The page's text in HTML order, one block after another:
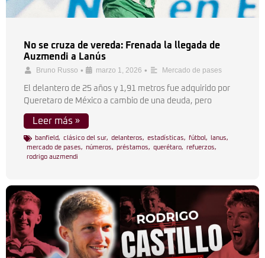
No se cruza de vereda: Frenada la llegada de
Auzmendi a Lanús
Bruno Russo • marzo 1, 2026 • Mercado de pases
El delantero de 25 años y 1,91 metros fue adquirido por
Queretaro de México a cambio de una deuda, pero
Leer más »
banfield, clásico del sur, delanteros, estadísticas, fútbol , lanus,
mercado de pases, números, préstamos, querétaro, refuerzos,
rodrigo auzmendi